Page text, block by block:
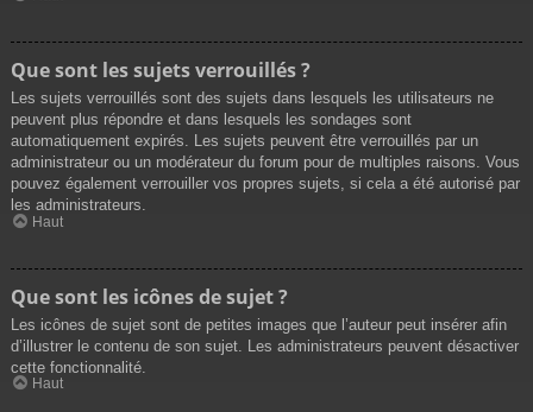
Que sont les sujets verrouillés ?
Les sujets verrouillés sont des sujets dans lesquels les utilisateurs ne
peuvent plus répondre et dans lesquels les sondages sont
automatiquement expirés. Les sujets peuvent être verrouillés par un
administrateur ou un modérateur du forum pour de multiples raisons. Vous
pouvez également verrouiller vos propres sujets, si cela a été autorisé par
les administrateurs.
Haut
Que sont les icônes de sujet ?
Les icônes de sujet sont de petites images que l’auteur peut insérer afin
d’illustrer le contenu de son sujet. Les administrateurs peuvent désactiver
cette fonctionnalité.
Haut